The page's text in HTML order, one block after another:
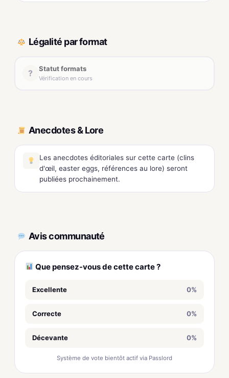
Légalité par format
? Statut formats
Vérification en cours
Anecdotes & Lore
Les anecdotes éditoriales sur cette carte (clins
d'œil, easter eggs, références au lore) seront
publiées prochainement.
Avis communauté
Que pensez-vous de cette carte ?
Excellente 0%
Correcte 0%
Décevante 0%
Système de vote bientôt actif via Passlord